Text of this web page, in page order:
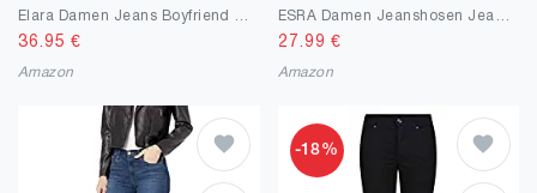
36.95 €
Amazon
27.99 €
Amazon
-18%